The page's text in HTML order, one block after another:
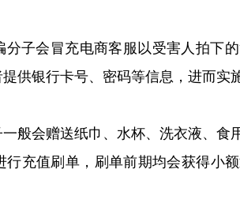
分子会冒充电商客服以受害人拍下
供银行卡号、密码等信息，进而实
般会赠送纸巾、水杯、洗衣液、食
充值刷单，刷单前期均会获得小